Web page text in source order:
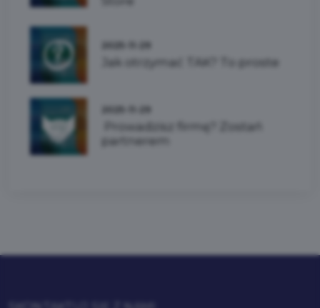
Jak otrzymać TAK? To proste
Prowadzisz firmę? Zostań
partnerem